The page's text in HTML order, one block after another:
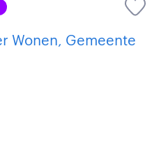
Wonen, Gemeente